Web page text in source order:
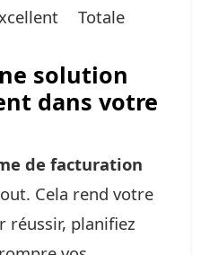
Totale
solution
dans votre
de facturation
Cela rend votre
réussir, planifiez